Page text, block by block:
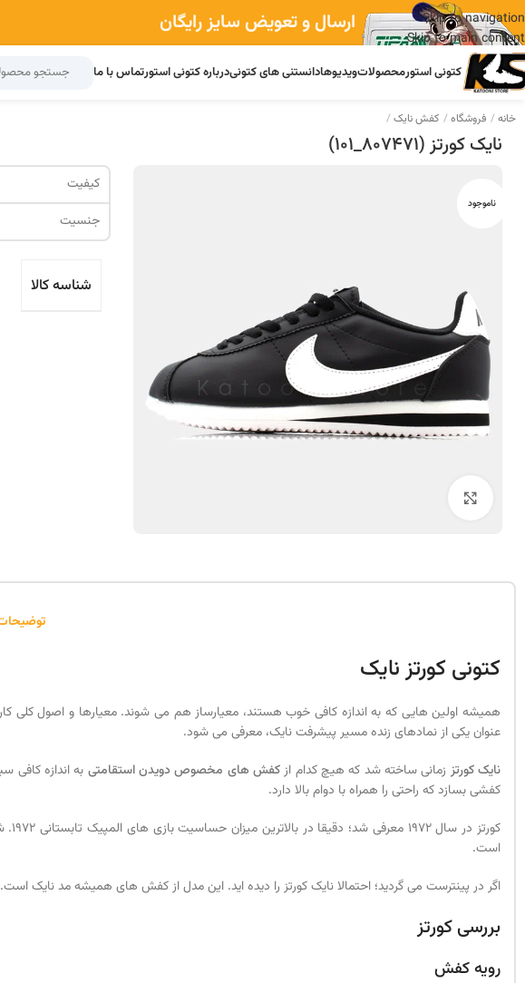
Skip to navigation
Skip to main content
ارسال و تعویض سایز رایگان
کتونی استورمحصولاتویدیوهادانستنی های کتونیدرباره کتونی استورتماس با ما
خانه فروشگاه کفش نایک
نایک کورتز (807471_101)
ناموجود
کیفیت
جنسیت
شناسه کالا
کتونی کورتز نایک
همیشه اولین هایی که به اندازه کافی خوب هستند، معیارساز هم می شوند. معیارها و اصول کلی
عنوان یکی از نمادهای زنده مسیر پیشرفت نایک، معرفی می شود.
نایک کورتز زمانی ساخته شد که هیچ کدام ازکفش های مخصوص دویدن استقامتی
کفشی بسازد که راحتی را همراه با دوام بالا دارد.
است.
اگر در پینترست می گردید؛ احتمالا نایک کورتز را دیده اید. این مدل از کفش های همیشه مد نایک
بررسی کورتز
رویه کفش